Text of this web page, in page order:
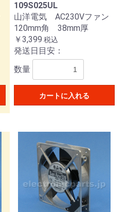
109S025UL
山洋電気 AC230Vファン
120mm角 38mm厚
￥3,399 税込
発送日目安：
数量
カートに入れる